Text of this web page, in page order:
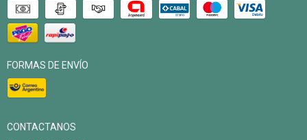
FORMAS DE ENVÍO
CONTACTANOS